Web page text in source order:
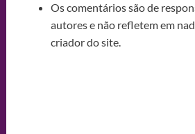
Os comentários são de
autores e não refletem em
criador do site.